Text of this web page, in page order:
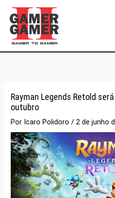
para
conteúdo
Rayman Legends Retold
outubro
Por Icaro Polidoro/2 de junho